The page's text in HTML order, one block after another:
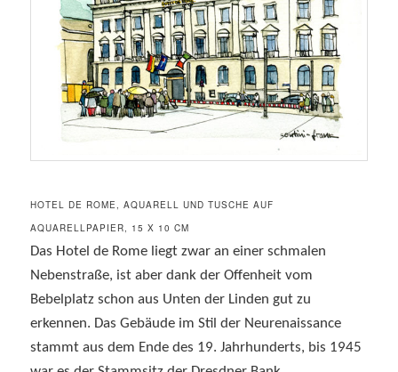
HOTEL DE ROME, AQUARELL UND TUSCHE AUF
AQUARELLPAPIER, 15 X 10 CM
Das Hotel de Rome liegt zwar an einer schmalen
Nebenstraße, ist aber dank der Offenheit vom
Bebelplatz schon aus Unten der Linden gut zu
erkennen. Das Gebäude im Stil der Neurenaissance
stammt aus dem Ende des 19. Jahrhunderts, bis 1945